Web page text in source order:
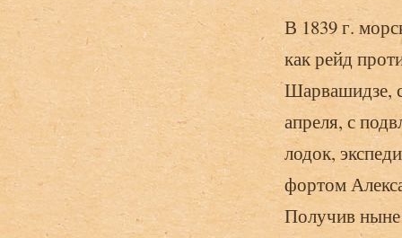
В 1839 г.
как рейд
Шарвашидзе,
апреля, с
лодок,
фортом
Получив ныне